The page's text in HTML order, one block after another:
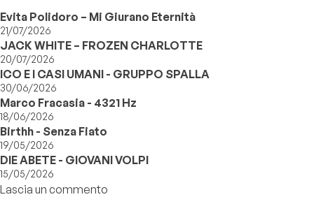
Evita Polidoro – Mi Giurano Eternità
21/07/2026
JACK WHITE – FROZEN CHARLOTTE
20/07/2026
ICO E I CASI UMANI - GRUPPO SPALLA
30/06/2026
Marco Fracasia - 4321 Hz
18/06/2026
Birthh - Senza Fiato
19/05/2026
DIE ABETE - GIOVANI VOLPI
15/05/2026
Lascia un commento